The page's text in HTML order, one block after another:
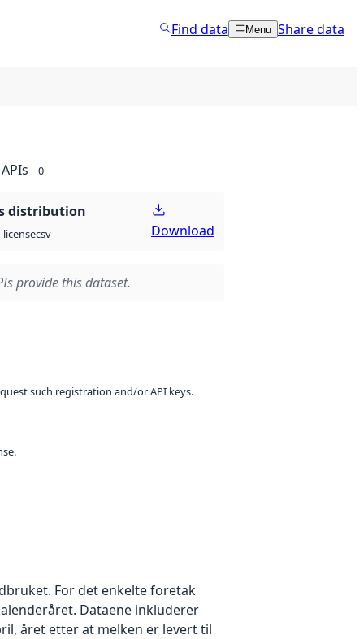
Find data Menu Share data
APIs 0
distribution
csv Download
provide this dataset.
such registration and/or API keys.
For det enkelte foretak
Dataene inkluderer
året etter at melken er levert til